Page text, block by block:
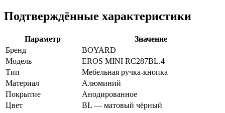
Подтверждённые характеристики
Параметр
Значение
Бренд
BOYARD
Модель
EROS MINI RC287BL.4
Тип
Мебельная ручка-кнопка
Материал
Алюминий
Покрытие
Анодированное
Цвет
BL — матовый чёрный